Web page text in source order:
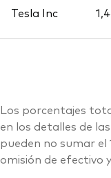
Tesla Inc
Los porcentajes
en los detalles de
pueden no sumar el
omisión de efectivo